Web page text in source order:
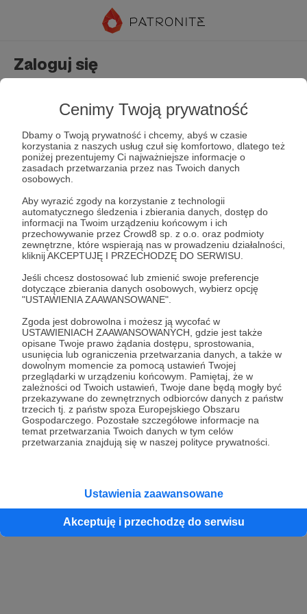
Cenimy Twoją prywatność
Dbamy o Twoją prywatność i chcemy, abyś w czasie
korzystania z naszych usług czuł się komfortowo, dlatego też
poniżej prezentujemy Ci najważniejsze informacje o
zasadach przetwarzania przez nas Twoich danych
osobowych.
Aby wyrazić zgody na korzystanie z technologii
automatycznego śledzenia i zbierania danych, dostęp do
informacji na Twoim urządzeniu końcowym i ich
przechowywanie przez Crowd8 sp. z o.o. oraz podmioty
zewnętrzne, które wspierają nas w prowadzeniu działalności,
kliknij AKCEPTUJĘ I PRZECHODZĘ DO SERWISU.
Jeśli chcesz dostosować lub zmienić swoje preferencje
dotyczące zbierania danych osobowych, wybierz opcję
"USTAWIENIA ZAAWANSOWANE".
Zgoda jest dobrowolna i możesz ją wycofać w
USTAWIENIACH ZAAWANSOWANYCH, gdzie jest także
opisane Twoje prawo żądania dostępu, sprostowania,
usunięcia lub ograniczenia przetwarzania danych, a także w
dowolnym momencie za pomocą ustawień Twojej
przeglądarki w urządzeniu końcowym. Pamiętaj, że w
zależności od Twoich ustawień, Twoje dane będą mogły być
przekazywane do zewnętrznych odbiorców danych z państw
trzecich tj. z państw spoza Europejskiego Obszaru
Gospodarczego. Pozostałe szczegółowe informacje na
temat przetwarzania Twoich danych w tym celów
przetwarzania znajdują się w naszej polityce prywatności.
Ustawienia zaawansowane
Akceptuję i przechodzę do serwisu
Zaloguj się
Zapamiętaj mnie Zapomniałeś hasła?
Zaloguj
lub
Kontynuuj z Google
Kontynuuj z Facebook
Kontynuuj z Apple
konta przez osobę niepełnoletnią” dostępny w regulaminie Patronite.pl